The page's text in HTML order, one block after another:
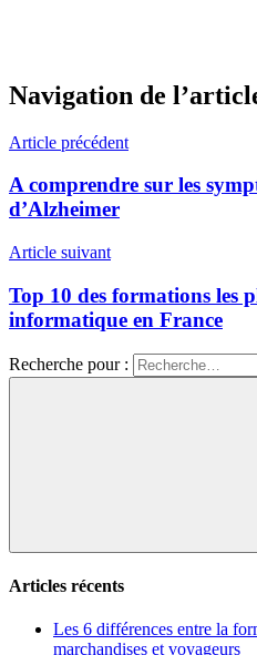
Navigation de
Article précédent
A comprendre sur les
d’Alzheimer
Article suivant
Top 10 des formations les
informatique en France
Recherche pour :
Articles récents
Les 6 différences entre la
marchandises et voyageurs